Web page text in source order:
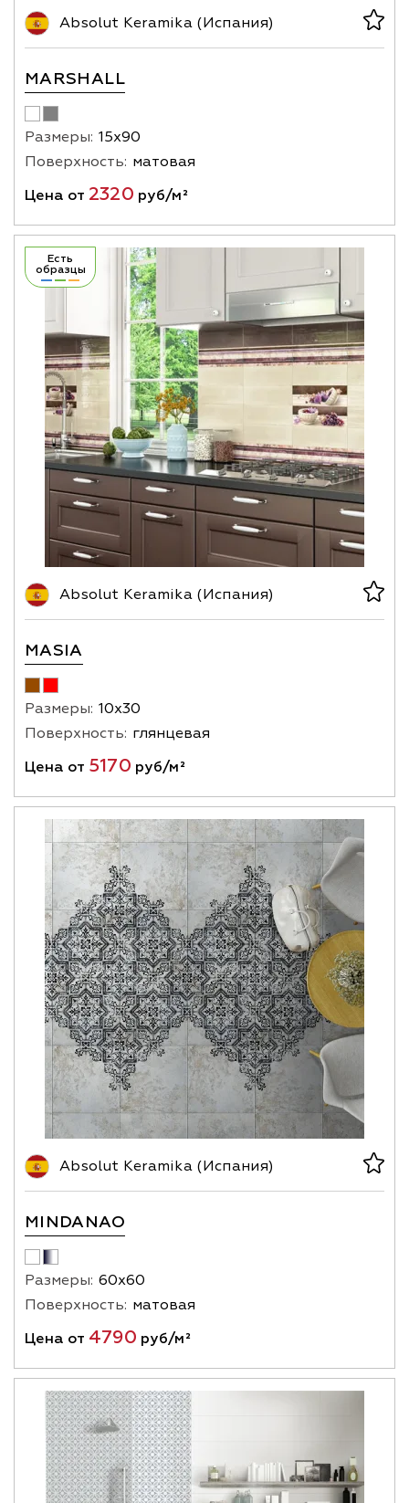
Absolut Keramika (Испания)
MARSHALL
Размеры: 15х90
Поверхность: матовая
Цена от 2320 руб/м²
Есть
образцы
Absolut Keramika (Испания)
MASIA
Размеры: 10х30
Поверхность: глянцевая
Цена от 5170 руб/м²
Absolut Keramika (Испания)
MINDANAO
Размеры: 60х60
Поверхность: матовая
Цена от 4790 руб/м²